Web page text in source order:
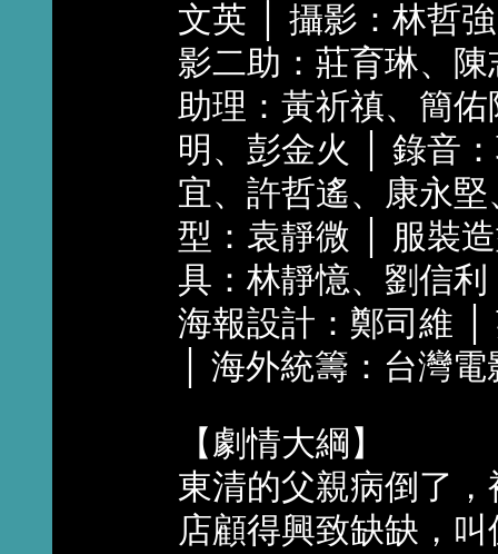
文英 │ 攝影：林哲
影二助：莊育琳、
助理：黃祈禛、簡
明、彭金火 │ 錄音
宜、許哲遙、康永
型：袁靜微 │ 服裝
具：林靜憶、劉信
海報設計：鄭司維 │
│ 海外統籌：台灣
【劇情大綱】
東清的父親病倒了
店顧得興致缺缺，